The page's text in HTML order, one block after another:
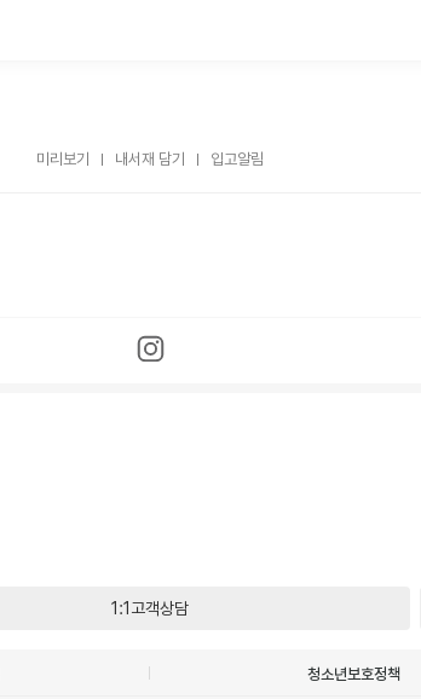
미리보기 내서재 담기 입고알림
1:1고객상담
청소년보호정책